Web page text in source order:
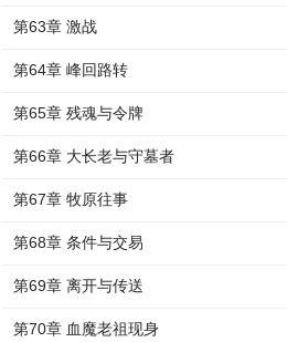
第63章 激战
第64章 峰回路转
第65章 残魂与令牌
第66章 大长老与守墓者
第67章 牧原往事
第68章 条件与交易
第69章 离开与传送
第70章 血魔老祖现身